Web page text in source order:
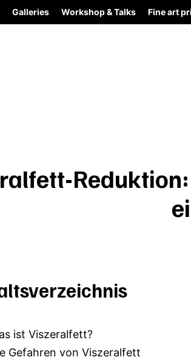
Galleries Workshop & Talks Fine art
ist Viszeralfett?
Gefahren von Viszeralfett